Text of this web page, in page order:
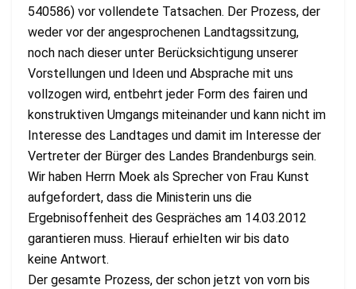
540586) vor vollendete Tatsachen. Der Prozess, der
weder vor der angesprochenen Landtagssitzung,
noch nach dieser unter Berücksichtigung unserer
Vorstellungen und Ideen und Absprache mit uns
vollzogen wird, entbehrt jeder Form des fairen und
konstruktiven Umgangs miteinander und kann nicht im
Interesse des Landtages und damit im Interesse der
Vertreter der Bürger des Landes Brandenburgs sein.
Wir haben Herrn Moek als Sprecher von Frau Kunst
aufgefordert, dass die Ministerin uns die
Ergebnisoffenheit des Gespräches am 14.03.2012
garantieren muss. Hierauf erhielten wir bis dato
keine Antwort.
Der gesamte Prozess, der schon jetzt von vorn bis